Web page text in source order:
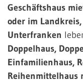
Geschäftshaus
oder im
Unterfranken
Doppelhaus,
Einfamilienhaus,
Reihenmittelhaus